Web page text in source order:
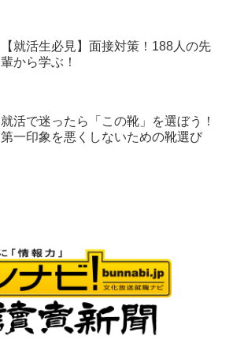
【就活生必見】面接対策！188人の先
輩から学ぶ！
就活で迷ったら「この靴」を選ぼう！
第一印象を悪くしないための靴選び